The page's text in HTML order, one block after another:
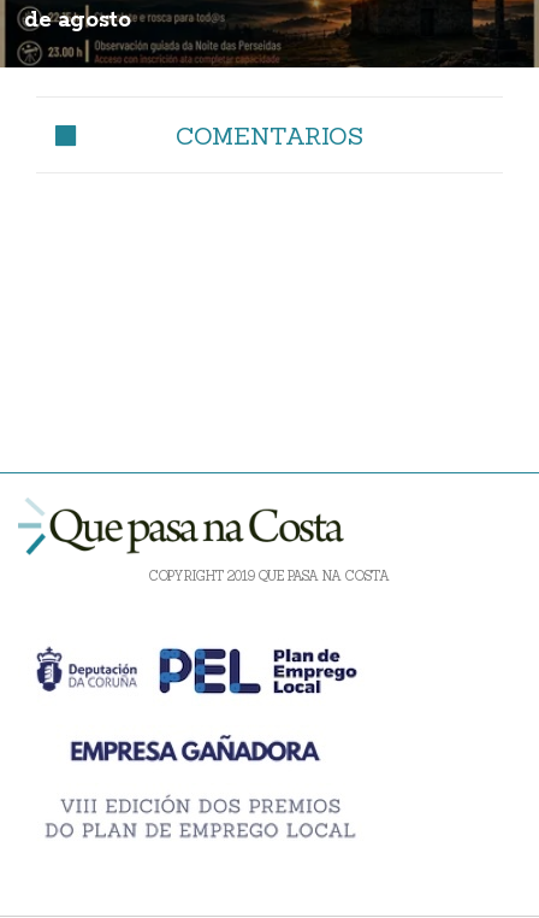
de agosto
COMENTARIOS
COPYRIGHT 2019 QUE PASA NA COSTA